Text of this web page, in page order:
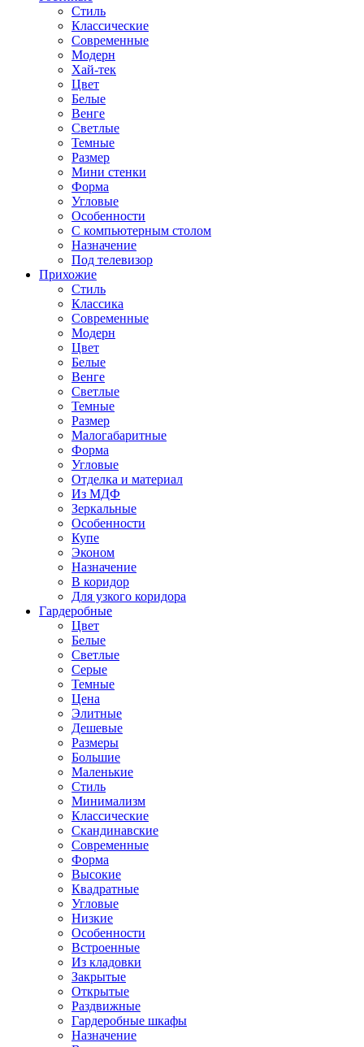
Стиль
Классические
Современные
Модерн
Хай-тек
Цвет
Белые
Венге
Светлые
Темные
Размер
Мини стенки
Форма
Угловые
Особенности
С компьютерным столом
Назначение
Под телевизор
Прихожие
Стиль
Классика
Современные
Модерн
Цвет
Белые
Венге
Светлые
Темные
Размер
Малогабаритные
Форма
Угловые
Отделка и материал
Из МДФ
Зеркальные
Особенности
Купе
Эконом
Назначение
В коридор
Для узкого коридора
Гардеробные
Цвет
Белые
Светлые
Серые
Темные
Цена
Элитные
Дешевые
Размеры
Большие
Маленькие
Стиль
Минимализм
Классические
Скандинавские
Современные
Форма
Высокие
Квадратные
Угловые
Низкие
Особенности
Встроенные
Из кладовки
Закрытые
Открытые
Раздвижные
Гардеробные шкафы
Назначение